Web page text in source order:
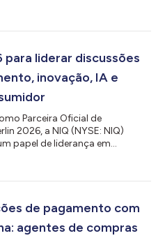
de cuidado pessoal, cuidado
de caso esperados à
Através da ConnectAI,...
para liderar discussões
inovação, IA e
Parceira Oficial de
2026, a NIQ (NYSE: NIQ)
papel de liderança em
a inovação e o
de mercado exclusiva
(incluindo a...
de pagamento com
agentes de compras